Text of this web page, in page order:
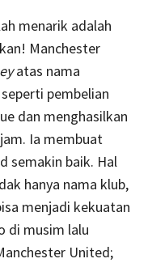
menarik adalah
Manchester
atas nama
pembelian
dan menghasilkan
Ia membuat
semakin baik. Hal
hanya nama klub,
menjadi kekuatan
di musim lalu
United;